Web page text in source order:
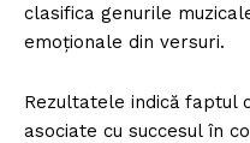
clasifica genurile
emoționale din versuri.
Rezultatele indică faptul
asociate cu succesul în